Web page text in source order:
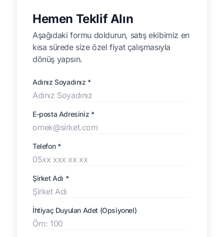
Hemen Teklif Alın
Aşağıdaki formu doldurun, satış ekibimiz en
kısa sürede size özel fiyat çalışmasıyla
dönüş yapsın.
Adınız Soyadınız *
E-posta Adresiniz *
Telefon *
Şirket Adı *
İhtiyaç Duyulan Adet (Opsiyonel)